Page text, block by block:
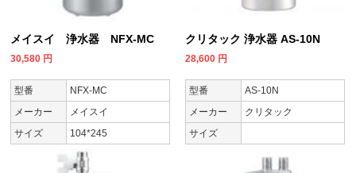
メイスイ 浄水器 NFX-MC
30,580 円
型番
NFX-MC
メーカー
メイスイ
サイズ
104*245
クリタック 浄水器 AS-10N
28,600 円
型番
AS-10N
メーカー
クリタック
サイズ